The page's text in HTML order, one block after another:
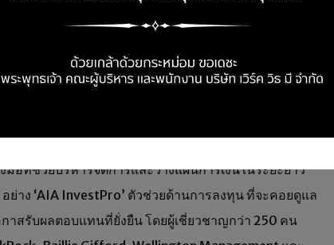
ไปกับการดูแลสุขภาพ เพราะการวางแผนด้านการเงิน
ารวางแผนการเงินผ่านผลิตภัณฑ์ประกันชีวิตควบการ
อที่ช่วยบริหารจัดการและวางแผนการเงินในระยะยาว
ง ‘AIA InvestPro’ ตัวช่วยด้านการลงทุน ที่จะคอยดูแล
าสรับผลตอบแทนที่ยั่งยืน โดยผู้เชี่ยวชาญกว่า 250 คน